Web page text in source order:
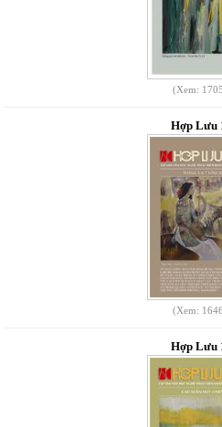
(Xem:
Hợp Lưu
(Xem:
Hợp Lưu